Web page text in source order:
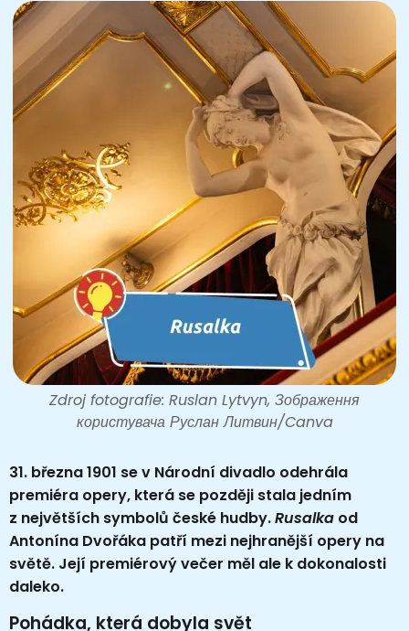
Zdroj fotografie: Ruslan Lytvyn, Зображення
користувача Руслан Литвин/Canva
31. března 1901 se v Národní divadlo odehrála
premiéra opery, která se později stala jedním
z největších symbolů české hudby.Rusalka od
Antonína Dvořáka patří mezi nejhranější opery na
světě. Její premiérový večer měl ale k dokonalosti
daleko.
Pohádka, která dobyla svět